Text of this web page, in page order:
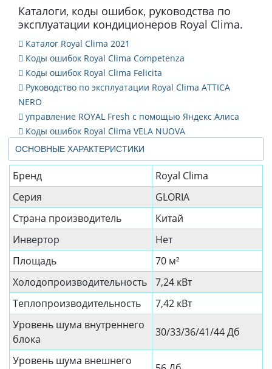
ОСНОВНЫЕ ХАРАКТЕРИСТИКИ
Бренд
Royal Clima
Серия
GLORIA
Страна производитель
Китай
Инвертор
Нет
Площадь
70 м²
Холодопроизводительность
7,24 кВт
Теплопроизводительность
7,42 кВт
Уровень шума внутреннего
блока
30/33/36/41/44 Дб
Уровень шума внешнего
Каталоги, коды ошибок, руководства по
эксплуатации кондиционеров Royal Clima.
Каталог Royal Clima 2021
Коды ошибок Royal Clima Competenza
Коды ошибок Royal Clima Felicita
Руководство по эксплуатации Royal Clima ATTICA
NERO
управление ROYAL Fresh с помощью Яндекс Алиса
Коды ошибок Royal Clima VELA NUOVA